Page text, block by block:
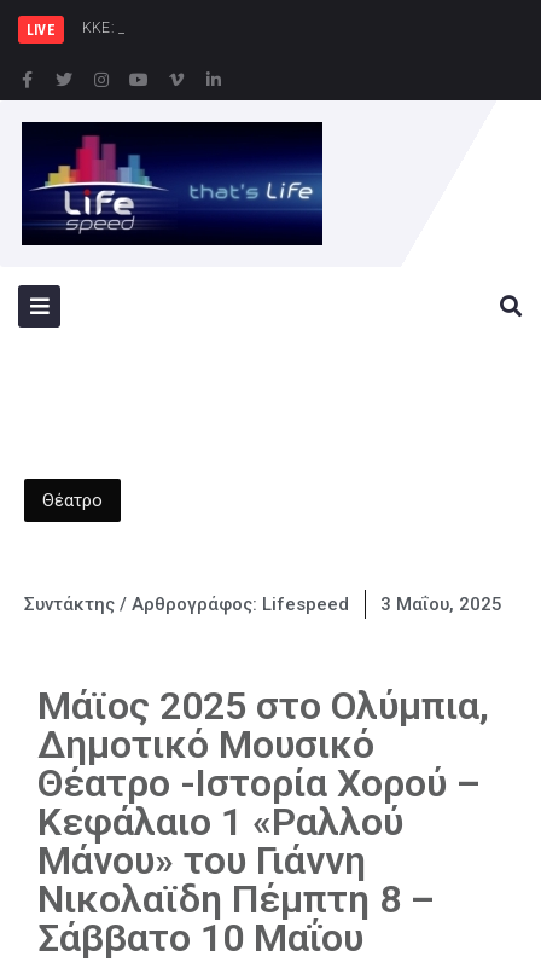
LIVE ΚΚΕ: Σε μια περιοχή που ή
Θέατρο
Συντάκτης / Αρθρογράφος: Lifespeed 3 Μαΐου, 2025
Μάϊος 2025 στο Ολύμπια,
Δημοτικό Μουσικό
Θέατρο -Ιστορία Χορού –
Κεφάλαιο 1 «Ραλλού
Μάνου» του Γιάννη
Νικολαϊδη Πέμπτη 8 –
Σάββατο 10 Μαΐου